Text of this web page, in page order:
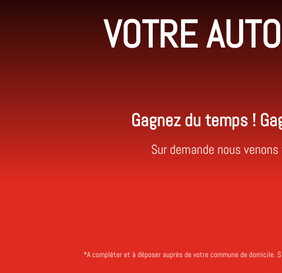
VOTRE
Gagnez du temps !
Sur demande nous
*A compléter et à déposer auprès de votre commune de domicile.